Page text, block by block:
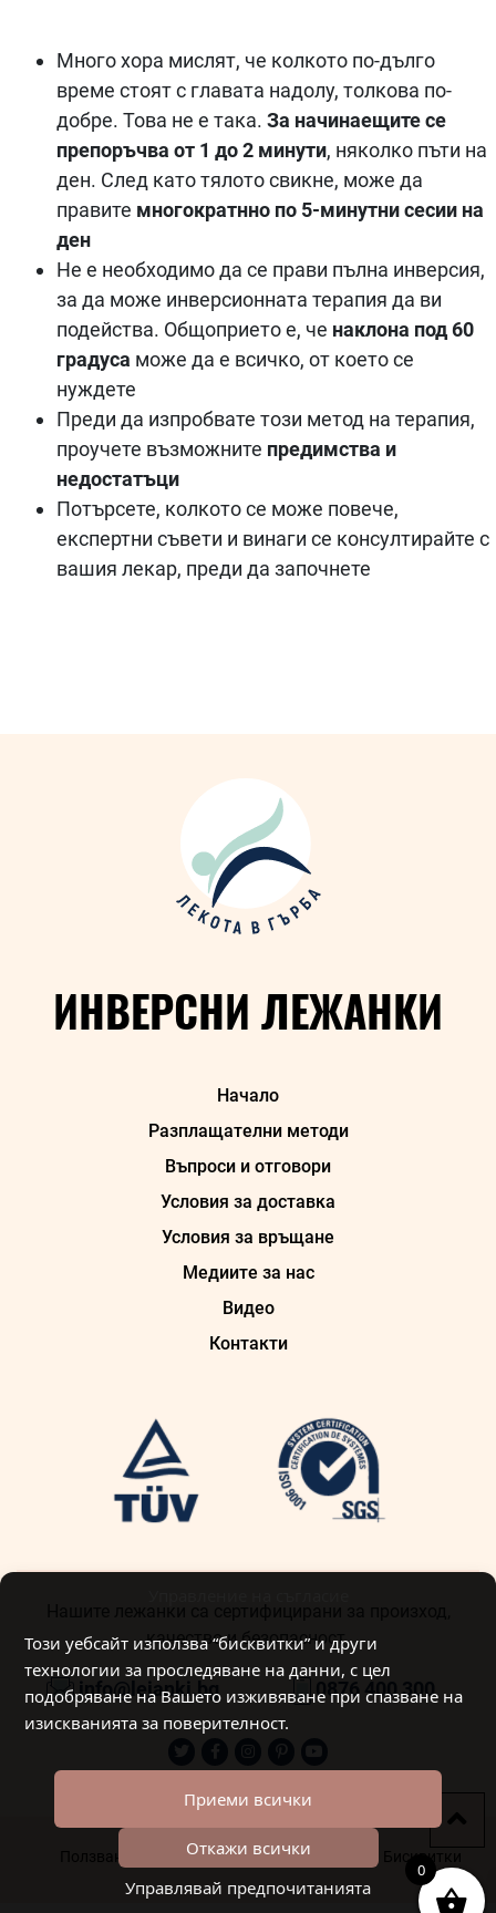
Този уебсайт използва “бисквитки” и други
технологии за проследяване на данни, с цел
подобряване на Вашето изживяване при спазване на
изискванията за поверителност.
Приеми всички
Откажи всички
Управлявай предпочитанията
Много хора мислят, че колкото по-дълго
време стоят с главата надолу, толкова по-
добре. Това не е така.За начинаещите се
препоръчва от 1 до 2 минути, няколко пъти на
ден. След като тялото свикне, може да
правите многократнно по 5-минутни сесии на
ден
Не е необходимо да се прави пълна инверсия,
за да може инверсионната терапия да ви
подейства. Общоприето е, че наклона под 60
градуса може да е всичко, от което се
нуждете
Преди да изпробвате този метод на терапия,
проучете възможните предимства и
недостатъци
Потърсете, колкото се може повече,
експертни съвети и винаги се консултирайте с
вашия лекар, преди да започнете
ИНВЕРСНИ ЛЕЖАНКИ
Начало
Разплащателни методи
Въпроси и отговори
Условия за доставка
Условия за връщане
Медиите за нас
Видео
Контакти
Нашите лежанки са сертифицирани за произход,
качество и безопасност.
info@lejanki.bg 0876 400 300
Ползване на лични данни Общи условия Бисквитки
0